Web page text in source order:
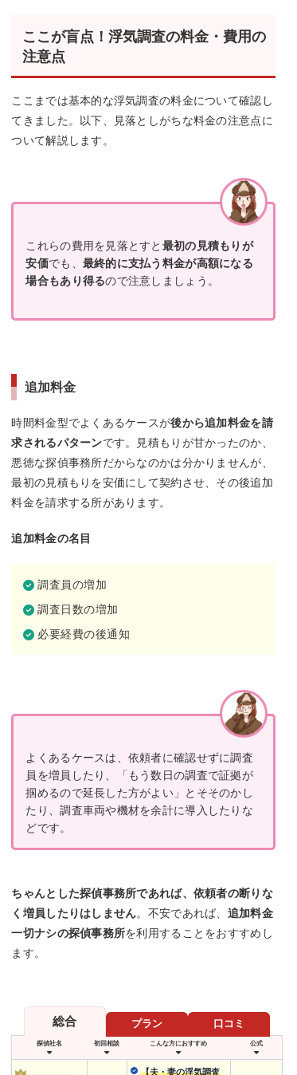
ここが盲点！浮気調査の料金・費用の
注意点
ここまでは基本的な浮気調査の料金について確認し
てきました。以下、見落としがちな料金の注意点に
ついて解説します。
これらの費用を見落とすと 最初の見積もりが
安価でも、 最終的に支払う料金が高額になる
場合もあり得るので注意しましょう。
追加料金
時間料金型でよくあるケースが後から追加料金を請
求されるパターンです。見積もりが甘かったのか、
悪徳な探偵事務所だからなのかは分かりませんが、
最初の見積もりを安価にして契約させ、その後追加
料金を請求する所があります。
追加料金の名目
調査員の増加
調査日数の増加
必要経費の後通知
よくあるケースは、依頼者に確認せずに調査
員を増員したり、「もう数日の調査で証拠が
掴めるので延長した方がよい」とそそのかし
たり、調査車両や機材を余計に導入したりな
どです。
ちゃんとした探偵事務所であれば、依頼者の断りな
く増員したりはしません。不安であれば、 追加料金
一切ナシの探偵事務所を利用することをおすすめし
ます。
総合 プラン 口コミ
探偵社名 初回相談 こんな方におすすめ 公式
【夫・妻の浮気調査